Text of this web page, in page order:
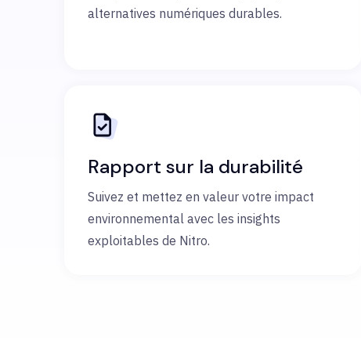
alternatives numériques durables.
Rapport sur la durabilité
Suivez et mettez en valeur votre impact
environnemental avec les insights
exploitables de Nitro.